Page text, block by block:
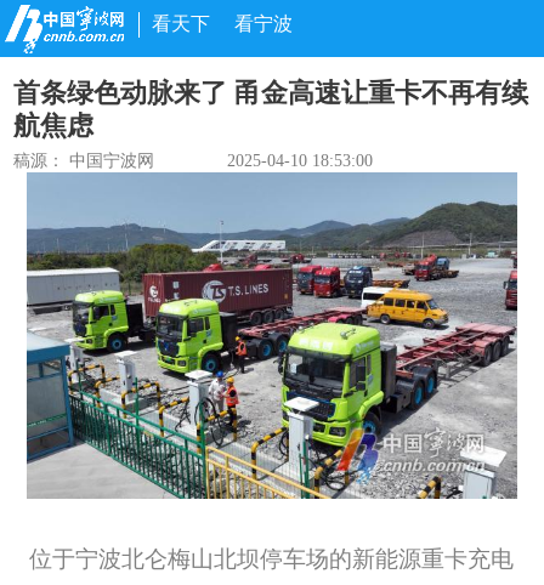
看天下 看宁波
首条绿色动脉来了 甬金高速让重卡不再有续
航焦虑
稿源： 中国宁波网 2025-04-10 18:53:00
位于宁波北仑梅山北坝停车场的新能源重卡充电